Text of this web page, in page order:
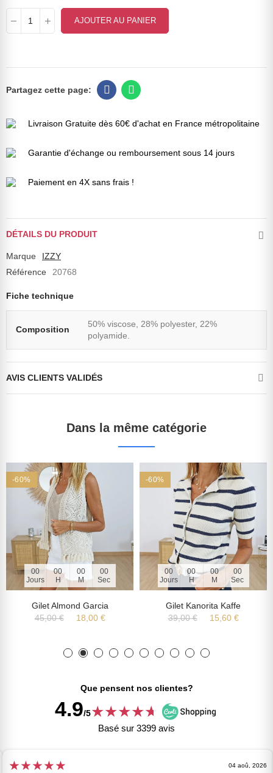
AJOUTER AU PANIER
Livraison Gratuite dès 60€ d'achat en France métropolitaine
Garantie d'échange ou remboursement sous 14 jours
Paiement en 4X sans frais !
DÉTAILS DU PRODUIT
Marque
IZZY
Référence
20768
Fiche technique
Composition
50% viscose, 28% polyester, 22%
polyamide.
AVIS CLIENTS VALIDÉS
Dans la même catégorie
-60%
00
Jours
00
H
00
M
00
Sec
Gilet Almond Garcia
45,00 €
18,00 €
-60%
00
Jours
00
H
00
M
00
Sec
Gilet Kanorita Kaffe
39,00 €
15,60 €
Que pensent nos clientes?
4.9/5★★★★★
★
Basé sur 3399 avis
★★★★★ 04 aoû, 2026